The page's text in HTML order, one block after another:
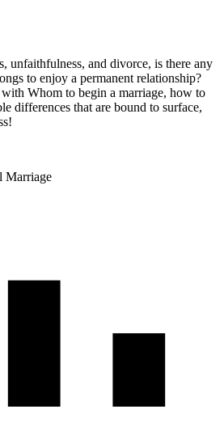
unfaithfulness, and divorce, is there any
to enjoy a permanent relationship?
Whom to begin a marriage, how to
differences that are bound to surface,
Marriage